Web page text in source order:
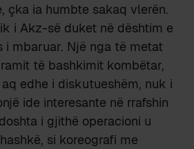
çka ia humbte sakaq vlerën.
i Akz-së duket në dështim e
i mbaruar. Një nga të metat
të bashkimit kombëtar,
edhe i diskutueshëm, nuk i
ide interesante në rrafshin
i gjithë operacioni u
si koreografi me